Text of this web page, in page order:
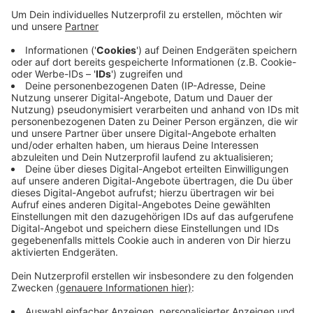
Mitarbeiter geht es den Umständen entsprechend gut.
herausgestellt, wie ursprünglich befürchtet. Er habe
keine Brüche und keine inneren Verletzungen. Der
Mann habe sich bereits selbst aus dem Krankenhaus
gemeldet. Er wird wahrscheinlich in den nächsten
Tagen entlassen. Der 34-Jährige war am Dienstag mit
seinem Körper in eine Folienpresse geraten und mit
einem Rettungshubschrauber in eine Bochumer
Unfallklinik gebracht worden. Die Kollegen des Mannes
mussten psychologisch betreut werden.
Anzeige